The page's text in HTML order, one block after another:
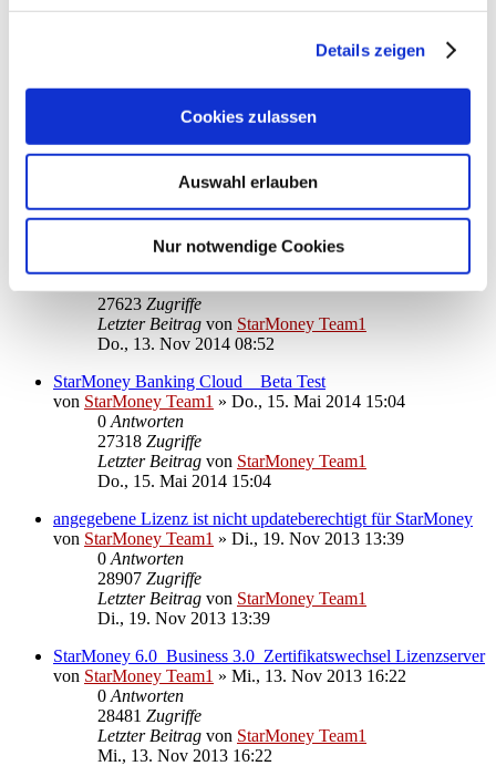
Details zeigen
Cookies zulassen
Auswahl erlauben
Nur notwendige Cookies
27156Zugriffe
BEHOBEN: Windows 8.1 (64bit): StarMoney startet nicht
StarMoney Team1»Do., 13. Nov 2014 15:33
0Antworten
Letzter BeitragvonStarMoney Team1
Do., 13. Nov 2014 15:33
Windows 8.1 (64bit): StarMoney startet nicht mehr
27623 Zugriffe
Letzter Beitrag von StarMoney Team1
Do., 13. Nov 2014 08:52
StarMoney Banking Cloud _ Beta Test
von StarMoney Team1 » Do., 15. Mai 2014 15:04
0 Antworten
27318 Zugriffe
Letzter Beitrag von StarMoney Team1
Do., 15. Mai 2014 15:04
angegebene Lizenz ist nicht updateberechtigt für StarMoney
von StarMoney Team1 » Di., 19. Nov 2013 13:39
0 Antworten
28907 Zugriffe
Letzter Beitrag von StarMoney Team1
Di., 19. Nov 2013 13:39
StarMoney 6.0_Business 3.0_Zertifikatswechsel Lizenzserver
von StarMoney Team1 » Mi., 13. Nov 2013 16:22
0 Antworten
28481 Zugriffe
Letzter Beitrag von StarMoney Team1
Mi., 13. Nov 2013 16:22